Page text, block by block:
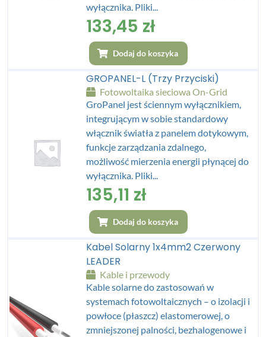
wyłącznika. Pliki...
133,45 zł
Dodaj do koszyka
GROPANEL-L (trzy Przyciski)
Fotowoltaika sieciowa On-Grid
GroPanel jest ściennym wyłącznikiem,
integrującym w sobie standardowy
włącznik światła z panelem dotykowym,
funkcje zarządzania zdalnego,
możliwość mierzenia energii płynącej do
wyłącznika. Pliki...
135,11 zł
Dodaj do koszyka
Kabel Solarny 1x4mm2 Czerwony
LEADER
Kable i przewody
Kable solarne do zastosowań w
systemach fotowoltaicznych – o izolacji i
powłoce (płaszcz) elastomerowej, o
zmniejszonej palności, bezhalogenowe i